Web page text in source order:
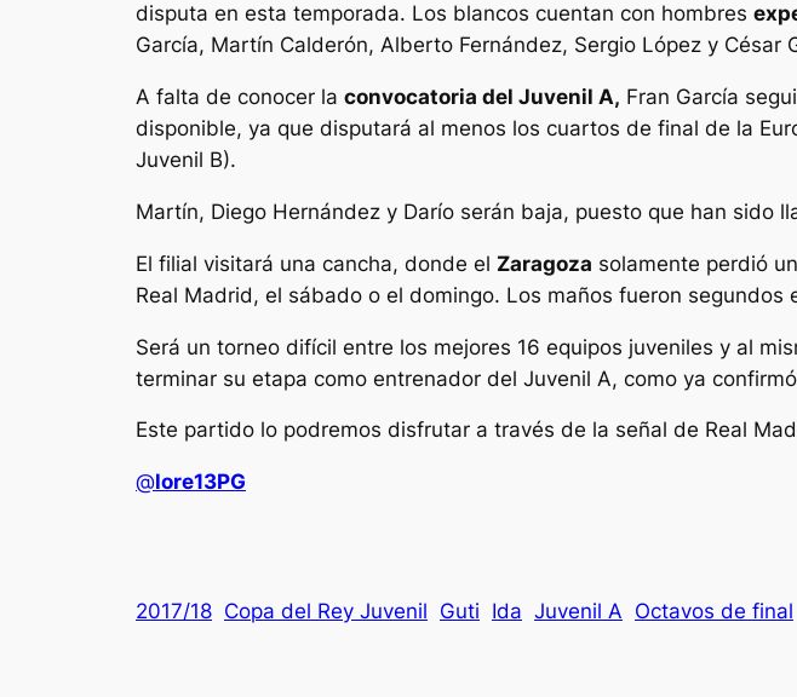
disputa en esta temporada. Los blancos cuentan con hombres
García, Martín Calderón, Alberto Fernández, Sergio López y César
A falta de conocer la convocatoria del Juvenil A, Fran García
disponible, ya que disputará al menos los cuartos de final de la
Juvenil B).
Martín, Diego Hernández y Darío serán baja, puesto que han sido
El filial visitará una cancha, donde el Zaragoza solamente perdió
Real Madrid, el sábado o el domingo. Los maños fueron
Será un torneo difícil entre los mejores 16 equipos juveniles y al
terminar su etapa como entrenador del Juvenil A, como ya
Este partido lo podremos disfrutar a través de la señal de Real
@lore13PG
2017/18 Copa del Rey Juvenil Guti Ida Juvenil A Octavos de final